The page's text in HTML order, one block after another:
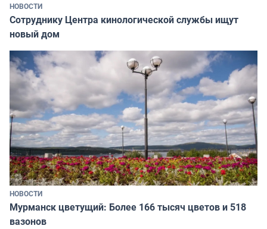
НОВОСТИ
Сотруднику Центра кинологической службы ищут
новый дом
НОВОСТИ
Мурманск цветущий: Более 166 тысяч цветов и 518
вазонов